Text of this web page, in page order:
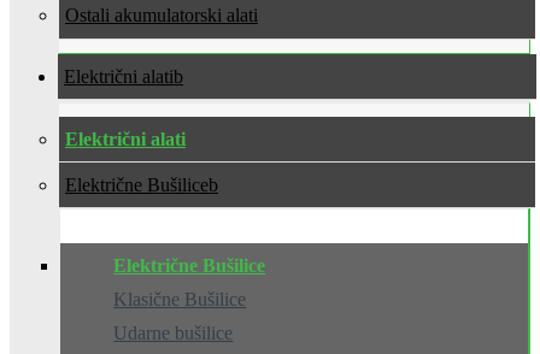
Ostali akumulatorski alati
Električni alati
Električni alati
Električne Bušilice
Električne Bušilice
Klasične Bušilice
Udarne bušilice